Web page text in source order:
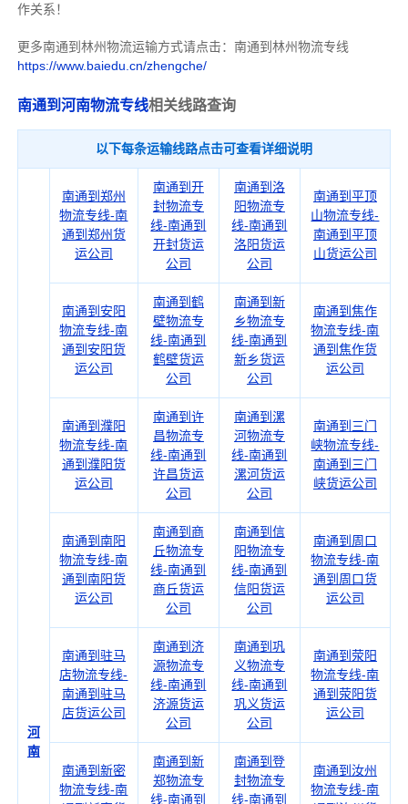
作关系！
更多南通到林州物流运输方式请点击：南通到林州物流专线
https://www.baiedu.cn/zhengche/
南通到河南物流专线相关线路查询
以下每条运输线路点击可查看详细说明
河
南
南通到郑州
物流专线-南
通到郑州货
运公司
南通到开
封物流专
线-南通到
开封货运
公司
南通到洛
阳物流专
线-南通到
洛阳货运
公司
南通到平顶
山物流专线-
南通到平顶
山货运公司
南通到安阳
物流专线-南
通到安阳货
运公司
南通到鹤
壁物流专
线-南通到
鹤壁货运
公司
南通到新
乡物流专
线-南通到
新乡货运
公司
南通到焦作
物流专线-南
通到焦作货
运公司
南通到濮阳
物流专线-南
通到濮阳货
运公司
南通到许
昌物流专
线-南通到
许昌货运
公司
南通到漯
河物流专
线-南通到
漯河货运
公司
南通到三门
峡物流专线-
南通到三门
峡货运公司
南通到南阳
物流专线-南
通到南阳货
运公司
南通到商
丘物流专
线-南通到
商丘货运
公司
南通到信
阳物流专
线-南通到
信阳货运
公司
南通到周口
物流专线-南
通到周口货
运公司
南通到驻马
店物流专线-
南通到驻马
店货运公司
南通到济
源物流专
线-南通到
济源货运
公司
南通到巩
义物流专
线-南通到
巩义货运
公司
南通到荥阳
物流专线-南
通到荥阳货
运公司
南通到新密
物流专线-南
南通到新
郑物流专
线-南通到
南通到登
封物流专
线-南通到
南通到汝州
物流专线-南